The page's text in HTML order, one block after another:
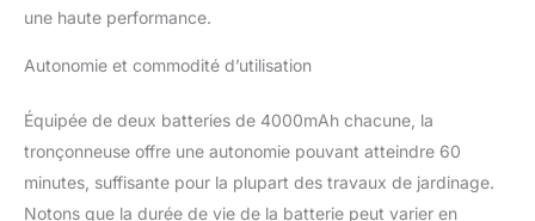
profitez d'une utilisation
Notre tronçonneuse
électrique dispose de
plusieurs fonctionnalités
de sécurité. La
une haute performance.
Autonomie et commodité d’utilisation
Équipée de deux batteries de 4000mAh chacune, la
tronçonneuse offre une autonomie pouvant atteindre 60
minutes, suffisante pour la plupart des travaux de jardinage.
Notons que la durée de vie de la batterie peut varier en